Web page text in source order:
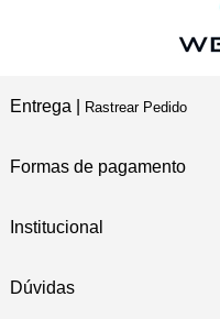
Entrega | Rastrear Pedido
Formas de pagamento
Institucional
Dúvidas